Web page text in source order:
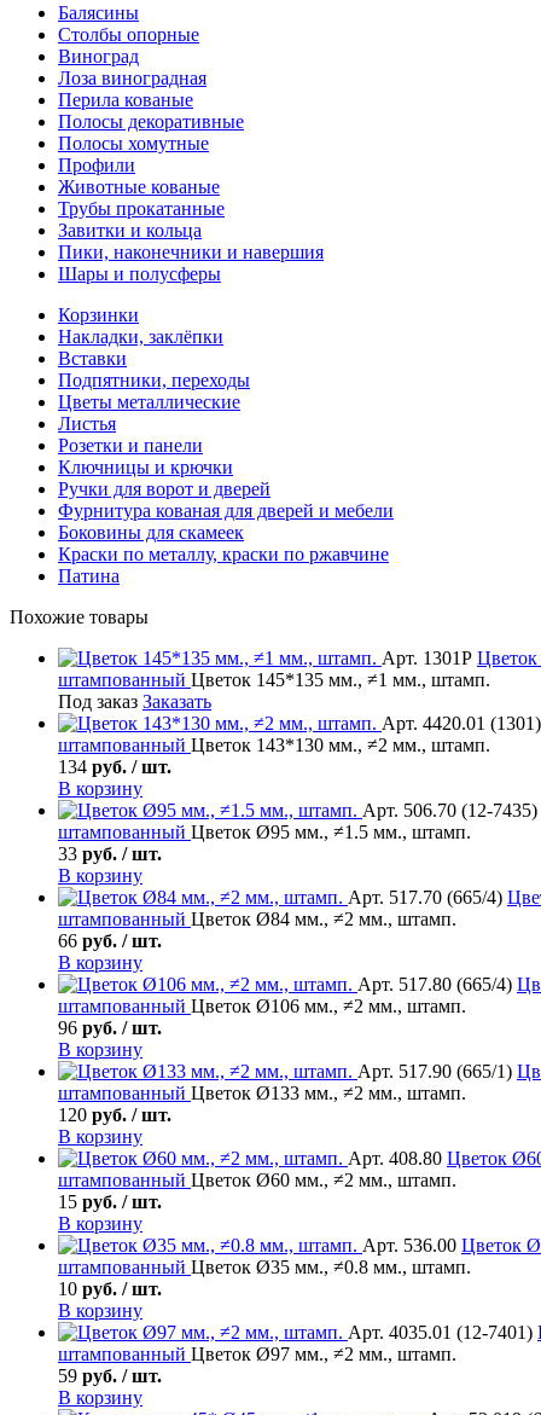
Балясины
Столбы опорные
Виноград
Лоза виноградная
Перила кованые
Полосы декоративные
Полосы хомутные
Профили
Животные кованые
Трубы прокатанные
Завитки и кольца
Пики, наконечники и навершия
Шары и полусферы
Корзинки
Накладки, заклёпки
Вставки
Подпятники, переходы
Цветы металлические
Листья
Розетки и панели
Ключницы и крючки
Ручки для ворот и дверей
Фурнитура кованая для дверей и мебели
Боковины для скамеек
Краски по металлу, краски по ржавчине
Патина
Похожие товары
Арт. 1301Р Цветок
штампованный Цветок 145*135 мм., ≠1 мм., штамп.
Под заказ Заказать
Арт. 4420.01 (1301)
штампованный Цветок 143*130 мм., ≠2 мм., штамп.
134 руб. / шт.
В корзину
Арт. 506.70 (12-7435)
штампованный Цветок Ø95 мм., ≠1.5 мм., штамп.
33 руб. / шт.
В корзину
Арт. 517.70 (665/4)
штампованный Цветок Ø84 мм., ≠2 мм., штамп.
66 руб. / шт.
В корзину
Арт. 517.80 (665/4)
штампованный Цветок Ø106 мм., ≠2 мм., штамп.
96 руб. / шт.
В корзину
Арт. 517.90 (665/1)
штампованный Цветок Ø133 мм., ≠2 мм., штамп.
120 руб. / шт.
В корзину
Арт. 408.80 Цветок
штампованный Цветок Ø60 мм., ≠2 мм., штамп.
15 руб. / шт.
В корзину
Арт. 536.00 Цветок
штампованный Цветок Ø35 мм., ≠0.8 мм., штамп.
10 руб. / шт.
В корзину
Арт. 4035.01 (12-7401)
штампованный Цветок Ø97 мм., ≠2 мм., штамп.
59 руб. / шт.
В корзину